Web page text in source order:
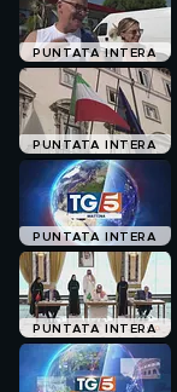
PUNTATA INTERA
PUNTATA INTERA
PUNTATA INTERA
PUNTATA INTERA